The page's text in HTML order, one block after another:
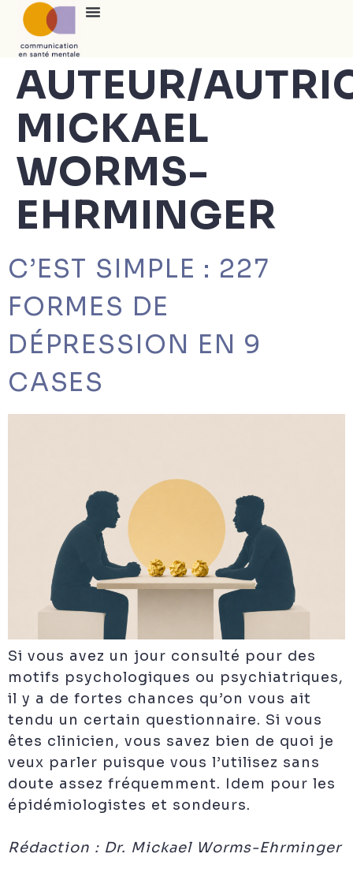
AUTEUR/
MICKAEL
WORMS-
EHRMINGER
C’EST SIMPLE : 227
FORMES DE
DÉPRESSION EN 9
CASES
Si vous avez un jour consulté pour des
motifs psychologiques ou psychiatriques,
il y a de fortes chances qu’on vous ait
tendu un certain questionnaire. Si vous
êtes clinicien, vous savez bien de quoi je
veux parler puisque vous l’utilisez sans
doute assez fréquemment. Idem pour les
épidémiologistes et sondeurs.
Rédaction : Dr. Mickael Worms-Ehrminger